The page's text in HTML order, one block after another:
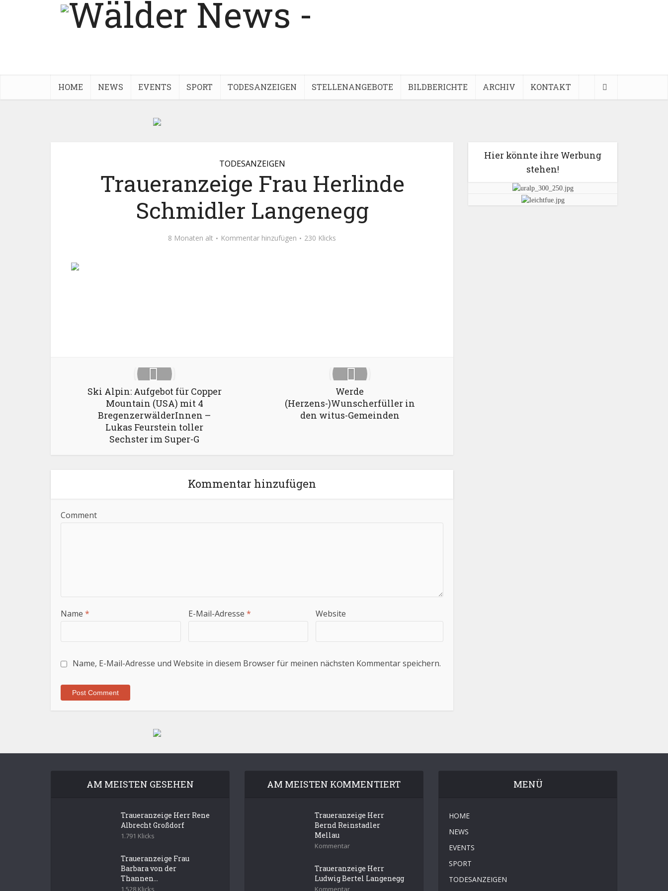
HOME NEWS EVENTS SPORT TODESANZEIGEN STELLENANGEBOTE BILDBERICHTE ARCHIV KONTAKT
TODESANZEIGEN
Traueranzeige Frau Herlinde
Schmidler Langenegg
8 Monaten alt Kommentar hinzufügen 230 Klicks
Ski Alpin: Aufgebot für Copper
Mountain (USA) mit 4
BregenzerwälderInnen –
Lukas Feurstein toller
Sechster im Super-G
Werde
(Herzens-)Wunscherfüller in
den witus-Gemeinden
Kommentar hinzufügen
Comment
Name * E-Mail-Adresse * Website
Name, E-Mail-Adresse und Website in diesem Browser für meinen nächsten Kommentar speichern.
Hier könnte ihre Werbung
stehen!
AM MEISTEN GESEHEN
Traueranzeige Herr Rene
Albrecht Großdorf
1.791 Klicks
Traueranzeige Frau
Barbara von der
Thannen...
1.528 Klicks
AM MEISTEN KOMMENTIERT
Traueranzeige Herr
Bernd Reinstadler
Mellau
Kommentar
Traueranzeige Herr
Ludwig Bertel Langenegg
Kommentar
MENÜ
HOME
NEWS
EVENTS
SPORT
TODESANZEIGEN